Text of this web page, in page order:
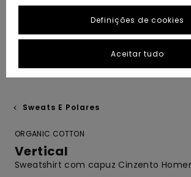
Sweats E Polares
ORGANIC COTTON
Vertical
Sweatshirt com capuz Cinzento
Definições de cookies
Aceitar tudo